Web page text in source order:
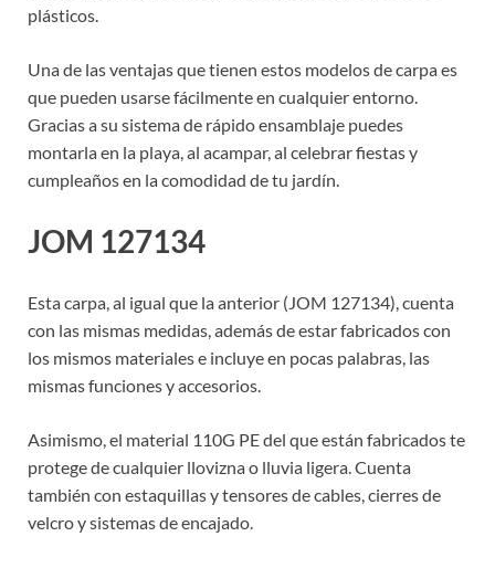
plásticos.
Una de las ventajas que tienen estos modelos de carpa es
que pueden usarse fácilmente en cualquier entorno.
Gracias a su sistema de rápido ensamblaje puedes
montarla en la playa, al acampar, al celebrar fiestas y
cumpleaños en la comodidad de tu jardín.
JOM 127134
Esta carpa, al igual que la anterior (JOM 127134), cuenta
con las mismas medidas, además de estar fabricados con
los mismos materiales e incluye en pocas palabras, las
mismas funciones y accesorios.
Asimismo, el material 110G PE del que están fabricados te
protege de cualquier llovizna o lluvia ligera. Cuenta
también con estaquillas y tensores de cables, cierres de
velcro y sistemas de encajado.